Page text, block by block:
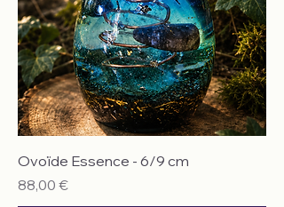
Ovoïde Essence - 6/9 cm
Prix
88,00 €